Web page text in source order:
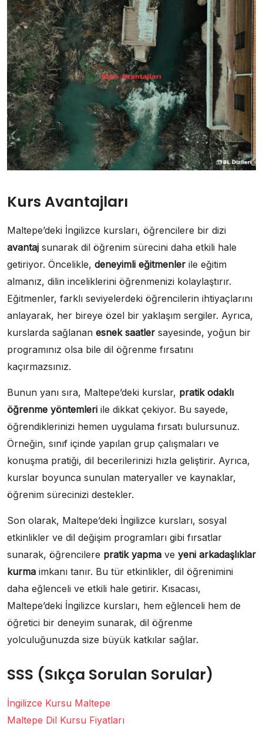
Kurs Avantajları
Maltepe’deki İngilizce kursları, öğrencilere bir dizi
avantaj sunarak dil öğrenim sürecini daha etkili hale
getiriyor. Öncelikle, deneyimli eğitmenler ile eğitim
almanız, dilin inceliklerini öğrenmenizi kolaylaştırır.
Eğitmenler, farklı seviyelerdeki öğrencilerin ihtiyaçlarını
anlayarak, her bireye özel bir yaklaşım sergiler. Ayrıca,
kurslarda sağlanan esnek saatler sayesinde, yoğun bir
programınız olsa bile dil öğrenme fırsatını
kaçırmazsınız.
Bunun yanı sıra, Maltepe’deki kurslar, pratik odaklı
öğrenme yöntemleri ile dikkat çekiyor. Bu sayede,
öğrendiklerinizi hemen uygulama fırsatı bulursunuz.
Örneğin, sınıf içinde yapılan grup çalışmaları ve
konuşma pratiği, dil becerilerinizi hızla geliştirir. Ayrıca,
kurslar boyunca sunulan materyaller ve kaynaklar,
öğrenim sürecinizi destekler.
Son olarak, Maltepe’deki İngilizce kursları, sosyal
etkinlikler ve dil değişim programları gibi fırsatlar
sunarak, öğrencilere pratik yapma ve yeni arkadaşlıklar
kurma imkanı tanır. Bu tür etkinlikler, dil öğrenimini
daha eğlenceli ve etkili hale getirir. Kısacası,
Maltepe’deki İngilizce kursları, hem eğlenceli hem de
öğretici bir deneyim sunarak, dil öğrenme
yolculuğunuzda size büyük katkılar sağlar.
SSS (Sıkça Sorulan Sorular)
İngilizce Kursu Maltepe
Maltepe Dil Kursu Fiyatları